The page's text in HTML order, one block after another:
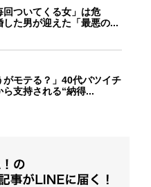
回ついてくる女」は危
た男が迎えた「最悪の...
がモテる？」40代バツイチ
支持される“納得...